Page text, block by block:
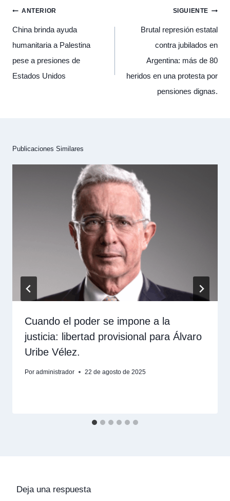
Navegación
entradas
ANTERIOR
China brinda ayuda
humanitaria a Palestina
pese a presiones de
Estados Unidos
SIGUIENTE
Brutal represión estatal
contra jubilados en
Argentina: más de 80
heridos en una protesta por
pensiones dignas.
Publicaciones Similares
Cuando el poder se impone a la
justicia: libertad provisional para Álvaro
Uribe Vélez.
Por administrador 22 de agosto de 2025
Deja una respuesta